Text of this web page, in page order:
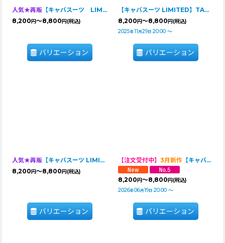
人気★再販 【キャバスーツ LIMITED】KUMA CLASSIC
8,200円～8,800円(税込)
バリエーション
【キャバスーツ LIMITED】TARTAN RED
8,200円～8,800円(税込)
2025年11 月29日 20:00 ～
バリエーション
人気★再販 【キャバスーツ LIMITED】POPCORN
8,200円～8,800円(税込)
バリエーション
【注文受付中】 3月新作 【キャバスーツ LIMITED】Airy SMOCK：ギンガムブラウスNAVY
8,200円～8,800円(税込)
2026年06月19日 20:00 ～
バリエーション